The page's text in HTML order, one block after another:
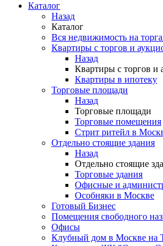
Каталог
Назад
Каталог
Вся недвижимость на
Квартиры с торгов и
Назад
Квартиры с торгов и
Квартиры в ипотеку
Торговые площади
Назад
Торговые площади
Торговые помещения
Стрит ритейл в
Отдельно стоящие здания
Назад
Отдельно стоящие
Торговые здания
Офисные и
Особняки в Москве
Готовый Бизнес
Помещения свободного
Офисы
Клубный дом в Москве на